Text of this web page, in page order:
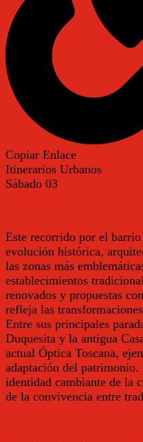
Copiar Enlace
Itinerarios Urbanos
Sábado 03
Este recorrido por el
evolución histórica,
las zonas más
establecimientos
renovados y propuestas
refleja las
Entre sus principales
Duquesita y la antigua
actual Óptica Toscana,
adaptación del
identidad cambiante de la
de la convivencia entre